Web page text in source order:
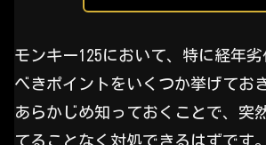
モンキー125において、特に経年
べきポイントをいくつか挙げてお
あらかじめ知っておくことで、突
てることなく対処できるはずです。